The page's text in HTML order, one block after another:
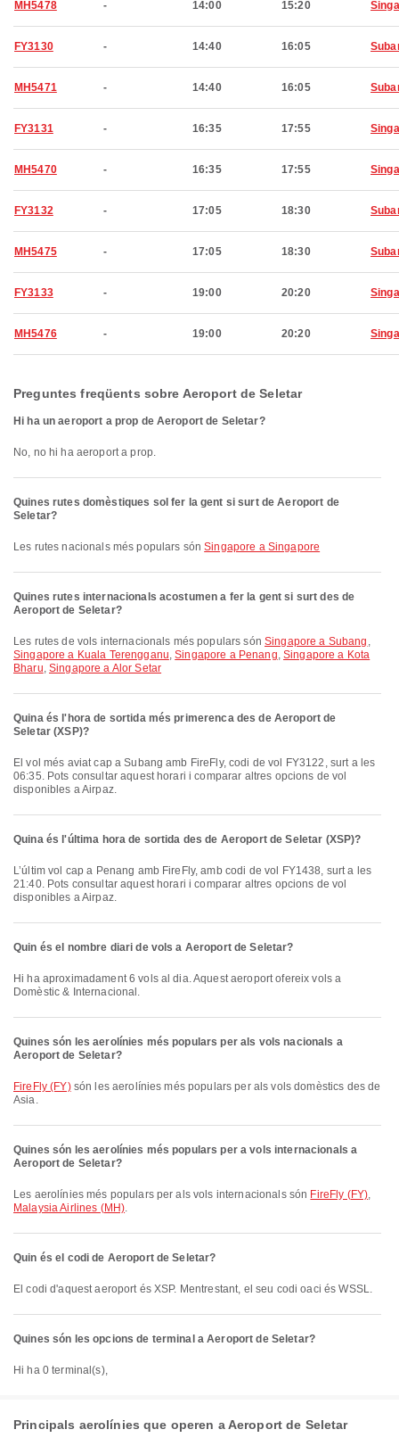
MH5478 - 14:00 15:20
FY3130 - 14:40 16:05
MH5471 - 14:40 16:05
FY3131 - 16:35 17:55
MH5470 - 16:35 17:55
FY3132 - 17:05 18:30
MH5475 - 17:05 18:30
FY3133 - 19:00 20:20
MH5476 - 19:00 20:20
Preguntes freqüents sobre Aeroport de Seletar
Hi ha un aeroport a prop de Aeroport de Seletar?
No, no hi ha aeroport a prop.
Quines rutes domèstiques sol fer la gent si surt de Aeroport de
Seletar?
Les rutes nacionals més populars sónSingapore a Singapore
Quines rutes internacionals acostumen a fer la gent si surt des de
Aeroport de Seletar?
Les rutes de vols internacionals més populars sónSingapore a Subang ,
Singapore a Kuala Terengganu,Singapore a Penang,Singapore a Kota
Bharu, Singapore a Alor Setar
Quina és l'hora de sortida més primerenca des de Aeroport de
Seletar (XSP)?
El vol més aviat cap a Subang amb FireFly, codi de vol FY3122, surt a les
06:35. Pots consultar aquest horari i comparar altres opcions de vol
disponibles a Airpaz.
Quina és l'última hora de sortida des de Aeroport de Seletar (XSP)?
L’últim vol cap a Penang amb FireFly, amb codi de vol FY1438, surt a les
21:40. Pots consultar aquest horari i comparar altres opcions de vol
disponibles a Airpaz.
Quin és el nombre diari de vols a Aeroport de Seletar?
Hi ha aproximadament 6 vols al dia. Aquest aeroport ofereix vols a
Domèstic & Internacional.
Quines són les aerolínies més populars per als vols nacionals a
Aeroport de Seletar?
FireFly (FY)són les aerolínies més populars per als vols domèstics des de
Asia.
Quines són les aerolínies més populars per a vols internacionals a
Aeroport de Seletar?
Les aerolínies més populars per als vols internacionals són FireFly (FY),
Malaysia Airlines (MH).
Quin és el codi de Aeroport de Seletar?
El codi d'aquest aeroport és XSP. Mentrestant, el seu codi oaci és WSSL.
Quines són les opcions de terminal a Aeroport de Seletar?
Hi ha 0 terminal(s),
Principals aerolínies que operen a Aeroport de Seletar